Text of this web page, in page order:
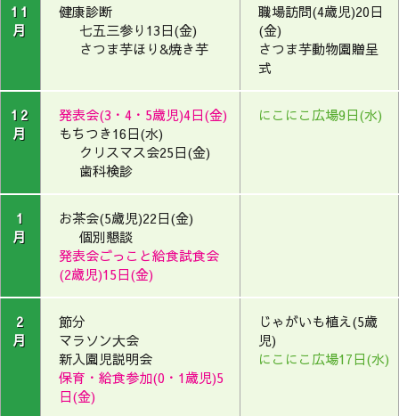
11
月
健康診断
七五三参り13日(金)
さつま芋ほり&焼き芋
職場訪問(4歳児)20日
(金)
さつま芋動物園贈呈
式
12
月
発表会(3・4・5歳児)4日(金)
もちつき16日(水)
クリスマス会25日(金)
歯科検診
にこにこ広場9日(水)
1
月
お茶会(5歳児)22日(金)
個別懇談
発表会ごっこと給食試食会
(2歳児)15日(金)
2
月
節分
マラソン大会
新入園児説明会
保育・給食参加(0・1歳児)5
日(金)
じゃがいも植え(5歳
児)
にこにこ広場17日(水)